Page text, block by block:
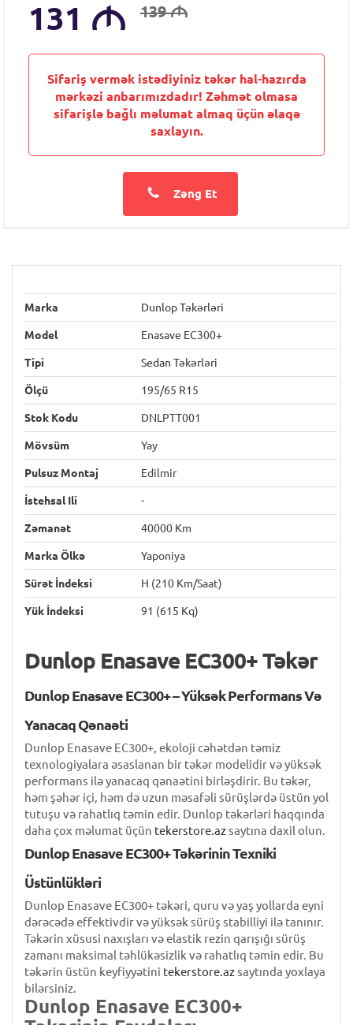
131 M 139M
Sifariş vermək istədiyiniz təkər hal-hazırda
mərkəzi anbarımızdadır! Zəhmət olmasa
sifarişlə bağlı məlumat almaq üçün əlaqə
saxlayın.
Zəng Et
Marka Dunlop Təkərləri
Model Enasave EC300+
Tipi Sedan Təkərləri
Ölçü 195/65 R15
Stok Kodu DNLPTT001
Mövsüm Yay
Pulsuz Montaj Edilmir
İstehsal Ili -
Zəmanət 40000 Km
Marka Ölkə Yaponiya
Sürət İndeksi H (210 Km/saat)
Yük İndeksi 91 (615 Kq)
Dunlop Enasave EC300+ Təkər
Dunlop Enasave EC300+ – Yüksək Performans Və
Yanacaq Qənaəti
Dunlop Enasave EC300+, ekoloji cəhətdən təmiz
texnologiyalara əsaslanan bir təkər modelidir və yüksək
performans ilə yanacaq qənaətini birləşdirir. Bu təkər,
həm şəhər içi, həm də uzun məsafəli sürüşlərdə üstün yol
tutuşu və rahatlıq təmin edir. Dunlop təkərləri haqqında
daha çox məlumat üçün tekerstore.azsaytına daxil olun.
Dunlop Enasave EC300+ Təkərinin Texniki
Üstünlükləri
Dunlop Enasave EC300+ təkəri, quru və yaş yollarda eyni
dərəcədə effektivdir və yüksək sürüş stabilliyi ilə tanınır.
Təkərin xüsusi naxışları və elastik rezin qarışığı sürüş
zamanı maksimal təhlükəsizlik və rahatlıq təmin edir. Bu
təkərin üstün keyfiyyətini tekerstore.azsaytında yoxlaya
bilərsiniz.
Dunlop Enasave EC300+